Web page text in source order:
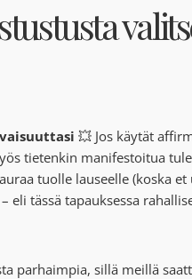
💥 Jos käytät
tietenkin manifestoitua
tuolle lauseelle (koska
tässä tapauksessa
parhaimpia, sillä meillä